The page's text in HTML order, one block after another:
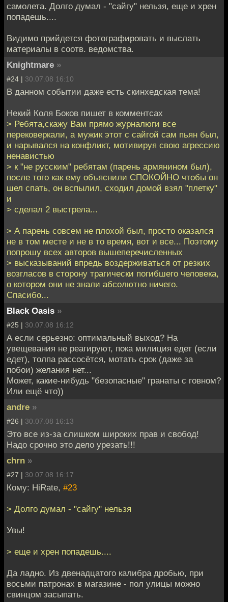
самолета. Долго думал - "сайгу" нельзя, еще и хрен
попадешь....
Видимо прийдется фотографировать и выслать
материалы в соотв. ведомства.
Knightmare »
#24 | 30.07.08 16:10
В данном событии даже есть скинхедская тема!
Некий Коля Боков пишет в комментсах
> Ребята,скажу Вам прямо журналюги все
перековеркали, а мужик этот с сайгой сам пьян был,
и нарывался на конфликт, мотивируя свою агрессию
ненавистью
> к "не русским" ребятам (парень армянином был),
после того как ему объяснили СПОКОЙНО чтобы он
шел спать, он вспылил, сходил домой взял "плетку"
и
> сделал 2 выстрела...
> А парень совсем не плохой был, просто оказался
не в том месте и не в то время, вот и все... Поэтому
попрошу всех авторов вышеперечисленных
> высказываний впредь воздерживаться от резких
возгласов в сторону трагически погибшего человека,
о котором они не знали абсолютно ничего.
Спасибо...
Black Oasis »
#25 | 30.07.08 16:12
А если серьезно: оптимальный выход? На
увещевания не реагируют, пока милиция едет (если
едет), толпа рассосётся, мотать срок (даже за
побои) желания нет...
Может, какие-нибудь "безопасные" гранаты с говном?
Или ещё что))
andre »
#26 | 30.07.08 16:13
Это все из-за слишком широких прав и свобод!
Надо срочно это дело урезать!!!
chrn »
#27 | 30.07.08 16:17
Кому: HiRate, #23
> Долго думал - "сайгу" нельзя
Увы!
> еще и хрен попадешь....
Да ладно. Из двенадцатого калибра дробью, при
восьми патронах в магазине - пол улицы можно
свинцом засыпать.